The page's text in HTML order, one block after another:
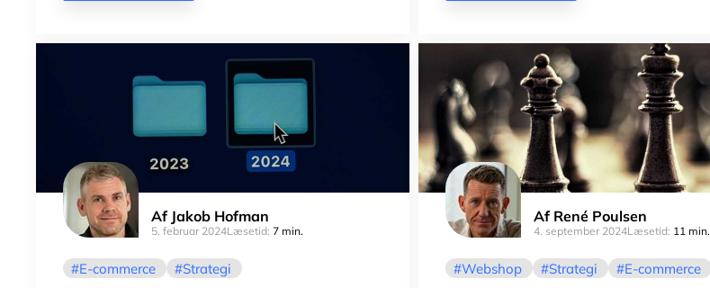
Af Jakob Hofman
5. februar 2024Læsetid: 7 min.
E-commerce Strategi
Af René Poulsen
4. september 2024Læsetid: 11 min.
Webshop Strategi E-commerce